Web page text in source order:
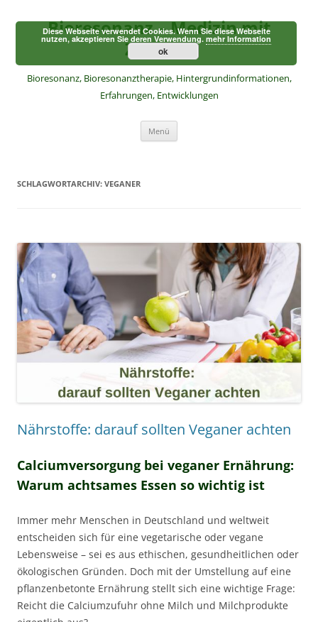
springenBioresonanz – Medizin mit
Zukunft
Bioresonanz, Bioresonanztherapie, Hintergrundinformationen,
Erfahrungen, Entwicklungen
Menü
SCHLAGWORTARCHIV: VEGANER
Nährstoffe: darauf sollten Veganer achten
Calciumversorgung bei veganer Ernährung:
Warum achtsames Essen so wichtig ist
Immer mehr Menschen in Deutschland und weltweit
entscheiden sich für eine vegetarische oder vegane
Lebensweise – sei es aus ethischen, gesundheitlichen oder
ökologischen Gründen. Doch mit der Umstellung auf eine
pflanzenbetonte Ernährung stellt sich eine wichtige Frage:
Reicht die Calciumzufuhr ohne Milch und Milchprodukte
Diese Webseite verwendet Cookies. Wenn Sie diese Webseite
nutzen, akzeptieren Sie deren Verwendung.mehr Information
ok